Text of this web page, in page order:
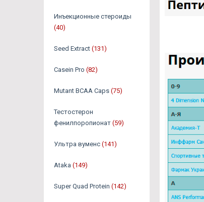
Инъекционные стероиды
(40)
Seed Extract (131)
Casein Pro (82)
Mutant BCAA Caps (75)
Тестостерон
фенилпоропионат (59)
Ультра вуменс (141)
Ataka (149)
Super Quad Protein (142)